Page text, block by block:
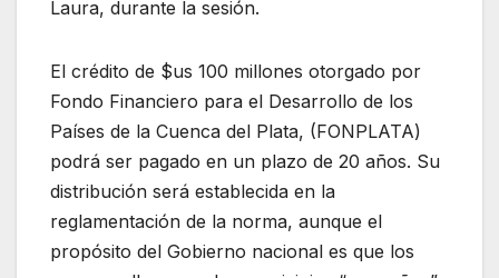
Laura, durante la sesión.
El crédito de $us 100 millones otorgado por
Fondo Financiero para el Desarrollo de los
Países de la Cuenca del Plata, (FONPLATA)
podrá ser pagado en un plazo de 20 años. Su
distribución será establecida en la
reglamentación de la norma, aunque el
propósito del Gobierno nacional es que los